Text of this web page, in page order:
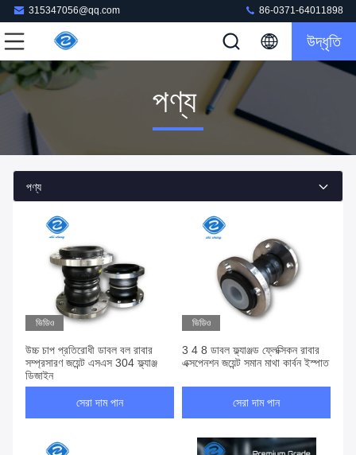
315347056@qq.com 86-0371-64011898
উদ্ধৃতি
পণ্য
পণ্য
ভিডিও
উচ্চ চাপ প্রতিরোধী ডাবল বল রাবার
সম্প্রসারণ জয়েন্ট এসএস 304 ফ্ল্যাঞ্জ
ডিজাইন
সেরা দাম পান
ভিডিও
3 4 8 ডাবল ফ্ল্যাঞ্জড ফ্লেক্সিকন রাবার
এক্সপেনশন জয়েন্ট সমান মাথা কার্বন ইস্পাত
সেরা দাম পান